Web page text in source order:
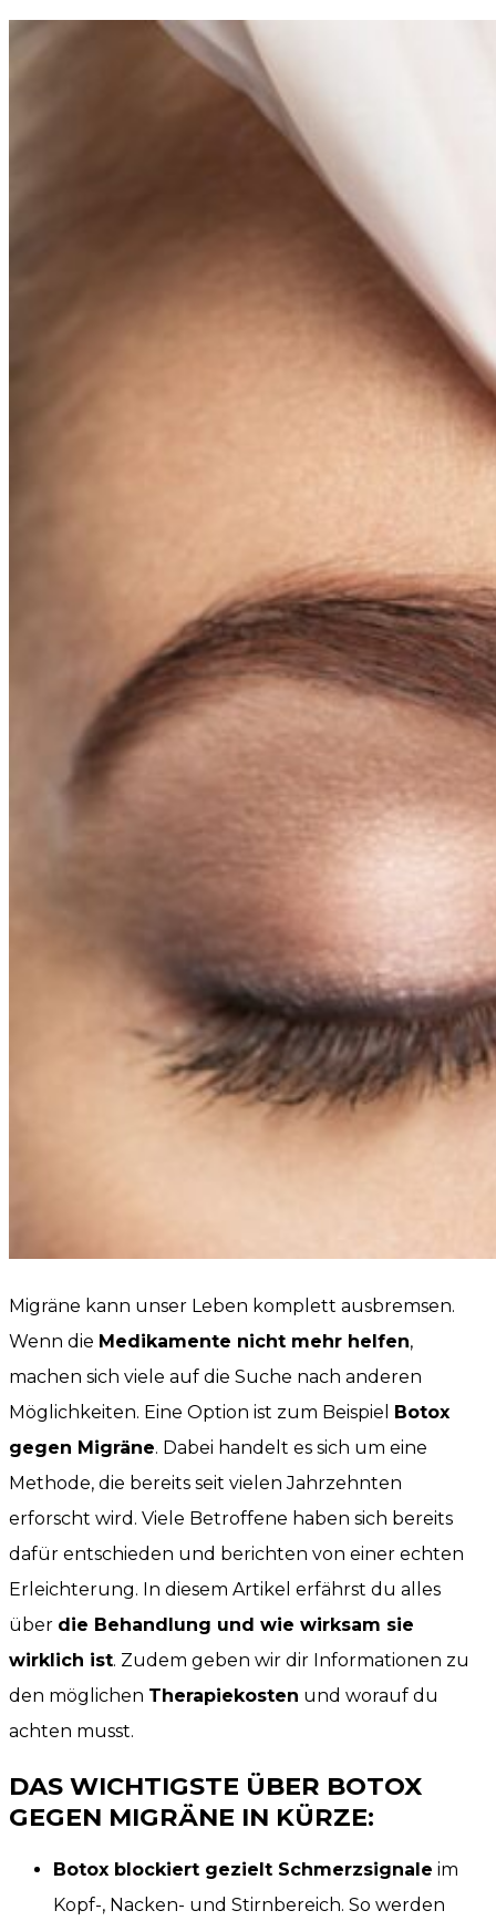
Migräne kann unser Leben komplett ausbremsen.
Wenn die Medikamente nicht mehr helfen,
machen sich viele auf die Suche nach anderen
Möglichkeiten. Eine Option ist zum Beispiel Botox
gegen Migräne. Dabei handelt es sich um eine
Methode, die bereits seit vielen Jahrzehnten
erforscht wird. Viele Betroffene haben sich bereits
dafür entschieden und berichten von einer echten
Erleichterung. In diesem Artikel erfährst du alles
über die Behandlung und wie wirksam sie
wirklich ist. Zudem geben wir dir Informationen zu
den möglichen Therapiekosten und worauf du
achten musst.
DAS WICHTIGSTE ÜBER BOTOX
GEGEN MIGRÄNE IN KÜRZE:
Botox blockiert gezielt Schmerzsignale im
Kopf-, Nacken- und Stirnbereich. So werden